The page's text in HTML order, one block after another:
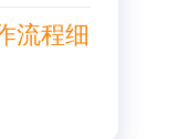
流程细